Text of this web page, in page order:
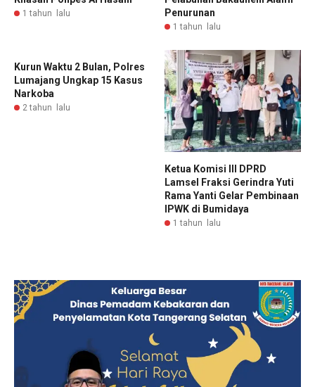
1 tahun lalu
Penurunan
1 tahun lalu
Kurun Waktu 2 Bulan, Polres
Lumajang Ungkap 15 Kasus
Narkoba
2 tahun lalu
Ketua Komisi III DPRD
Lamsel Fraksi Gerindra Yuti
Rama Yanti Gelar Pembinaan
IPWK di Bumidaya
1 tahun lalu